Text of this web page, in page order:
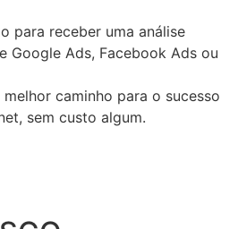
para receber uma análise
Google Ads, Facebook Ads ou
caminho para o sucesso
sem custo algum.